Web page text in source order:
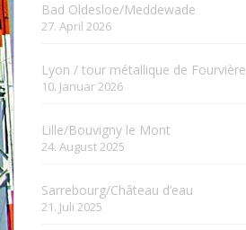
Bad Oldesloe/Meddewade
27. April 2026
Lyon / tour métallique de Fourvière
10. Januar 2026
Lille/Bouvigny le Mont
24. August 2025
Sarrebourg/Château d’eau
21. Juli 2025